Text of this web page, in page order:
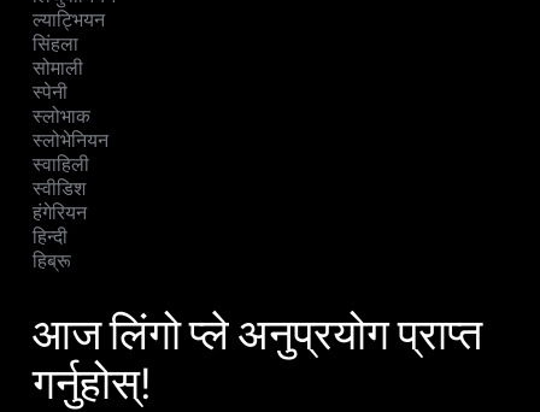
ल्याट्भियन
सिंहला
सोमाली
स्पेनी
स्लोभाक
स्लोभेनियन
स्वाहिली
स्वीडिश
हंगेरियन
हिन्दी
हिब्रू
आज लिंगो प्ले अनुप्रयोग प्राप्त
गर्नुहोस्!